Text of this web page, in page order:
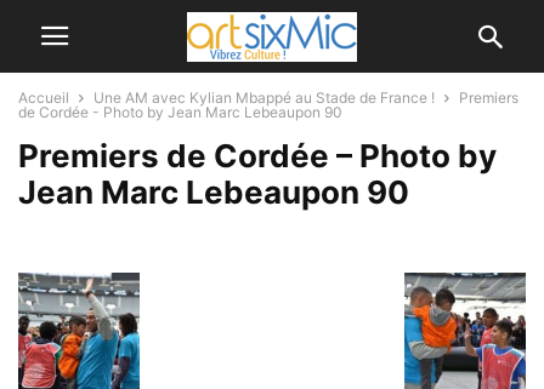
Accueil Une AM avec Kylian Mbappé au Stade de France !
Premiers
de Cordée - Photo by Jean Marc Lebeaupon 90
Premiers de Cordée – Photo by
Jean Marc Lebeaupon 90